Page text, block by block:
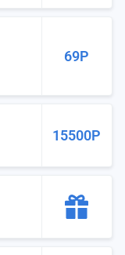
69Р
15500Р